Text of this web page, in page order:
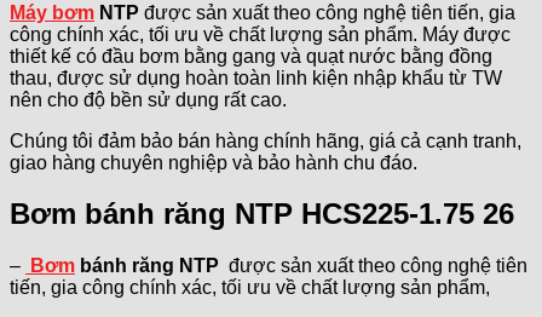
Máy bơm NTP được sản xuất theo công nghệ tiên tiến, gia
công chính xác, tối ưu về chất lượng sản phẩm. Máy được
thiết kế có đầu bơm bằng gang và quạt nước bằng đồng
thau, được sử dụng hoàn toàn linh kiện nhập khẩu từ TW
nên cho độ bền sử dụng rất cao.
Chúng tôi đảm bảo bán hàng chính hãng, giá cả cạnh tranh,
giao hàng chuyên nghiệp và bảo hành chu đáo.
Bơm bánh răng NTP HCS225-1.75 26
– Bơm bánh răng NTP được sản xuất theo công nghệ tiên
tiến, gia công chính xác, tối ưu về chất lượng sản phẩm,